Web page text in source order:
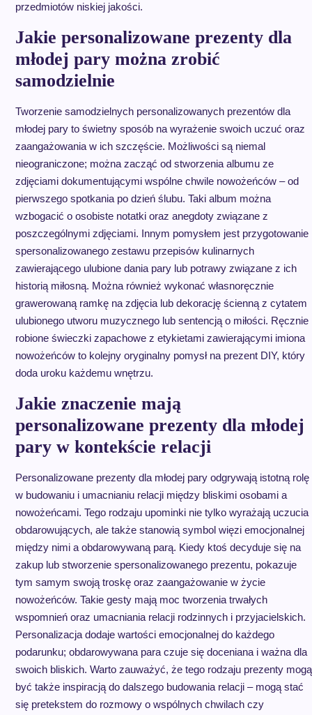
przedmiotów niskiej jakości.
Jakie personalizowane prezenty dla
młodej pary można zrobić
samodzielnie
Tworzenie samodzielnych personalizowanych prezentów dla
młodej pary to świetny sposób na wyrażenie swoich uczuć oraz
zaangażowania w ich szczęście. Możliwości są niemal
nieograniczone; można zacząć od stworzenia albumu ze
zdjęciami dokumentującymi wspólne chwile nowożeńców – od
pierwszego spotkania po dzień ślubu. Taki album można
wzbogacić o osobiste notatki oraz anegdoty związane z
poszczególnymi zdjęciami. Innym pomysłem jest przygotowanie
spersonalizowanego zestawu przepisów kulinarnych
zawierającego ulubione dania pary lub potrawy związane z ich
historią miłosną. Można również wykonać własnoręcznie
grawerowaną ramkę na zdjęcia lub dekorację ścienną z cytatem
ulubionego utworu muzycznego lub sentencją o miłości. Ręcznie
robione świeczki zapachowe z etykietami zawierającymi imiona
nowożeńców to kolejny oryginalny pomysł na prezent DIY, który
doda uroku każdemu wnętrzu.
Jakie znaczenie mają
personalizowane prezenty dla młodej
pary w kontekście relacji
Personalizowane prezenty dla młodej pary odgrywają istotną rolę
w budowaniu i umacnianiu relacji między bliskimi osobami a
nowożeńcami. Tego rodzaju upominki nie tylko wyrażają uczucia
obdarowujących, ale także stanowią symbol więzi emocjonalnej
między nimi a obdarowywaną parą. Kiedy ktoś decyduje się na
zakup lub stworzenie spersonalizowanego prezentu, pokazuje
tym samym swoją troskę oraz zaangażowanie w życie
nowożeńców. Takie gesty mają moc tworzenia trwałych
wspomnień oraz umacniania relacji rodzinnych i przyjacielskich.
Personalizacja dodaje wartości emocjonalnej do każdego
podarunku; obdarowywana para czuje się doceniana i ważna dla
swoich bliskich. Warto zauważyć, że tego rodzaju prezenty mogą
być także inspiracją do dalszego budowania relacji – mogą stać
się pretekstem do rozmowy o wspólnych chwilach czy